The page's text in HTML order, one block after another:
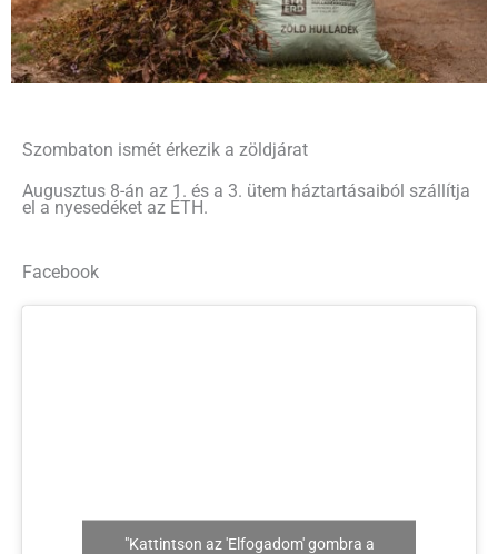
Szombaton ismét érkezik a zöldjárat
Augusztus 8-án az 1. és a 3. ütem háztartásaiból szállítja
el a nyesedéket az ÉTH.
Facebook
"Kattintson az 'Elfogadom' gombra a